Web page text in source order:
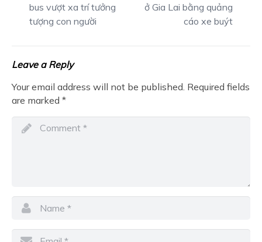
bus vượt xa trí tưởng
tượng con người
ở Gia Lai bằng quảng
cáo xe buýt
Leave a Reply
Your email address will not be published. Required fields
are marked *